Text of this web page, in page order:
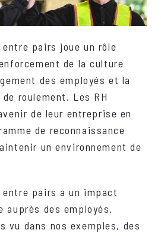
pairs joue un rôle
de la culture
des employés et la
roulement. Les RH
de leur entreprise en
de reconnaissance
un environnement de
entre pairs a un impact
auprès des employés.
vu dans nos exemples, des